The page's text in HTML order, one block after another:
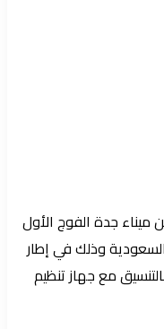
جدة الفوج الأول
وذلك في إطار
مع جهاز تنظيم